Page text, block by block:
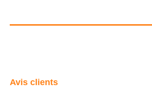
Avis clients